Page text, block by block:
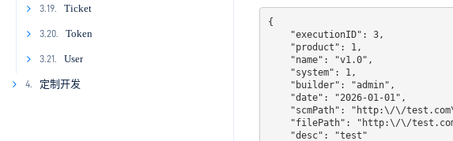
2.13.12
3.13.6
3.13.7
3.13.8
3.14.5
3.14.6
3.14.7
3.14.8
3.16.3
3.16.4
3.16.5
3.16.6
3.17.2
3.17.3
3.17.4
3.17.5
3.18.1
3.18.2
3.18.3
3.18.4
3.19. Ticket
3.19.1
3.19.2
3.19.3
3.20. Token
3.20.1
3.21. User
3.21.1
4. 定制开发
{